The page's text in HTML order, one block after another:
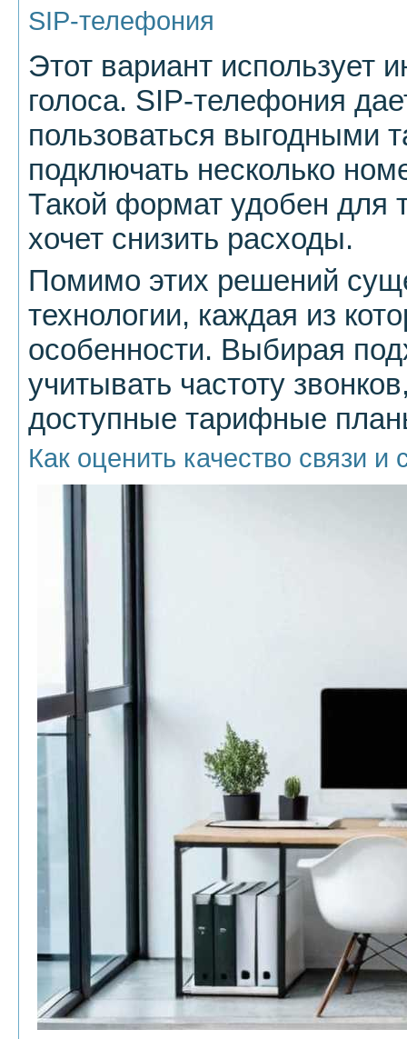
SIP-телефония
Этот вариант использует
голоса. SIP-телефония
пользоваться выгодными
подключать несколько
Такой формат удобен для
хочет снизить расходы.
Помимо этих решений
технологии, каждая из
особенности. Выбирая
учитывать частоту
доступные тарифные
Как оценить качество связи и